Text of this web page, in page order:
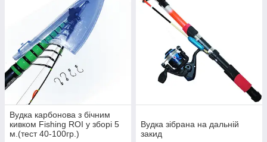
Вудка карбонова з бічним
кивком Fishing ROI у зборі 5
м.(тест 40-100гр.)
Вудка зібрана на дальній
закид